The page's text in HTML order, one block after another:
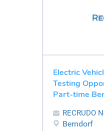
Electric
Testing
Part-time
RECRUDO
Berndorf